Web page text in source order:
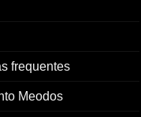
frequentes
Meodos